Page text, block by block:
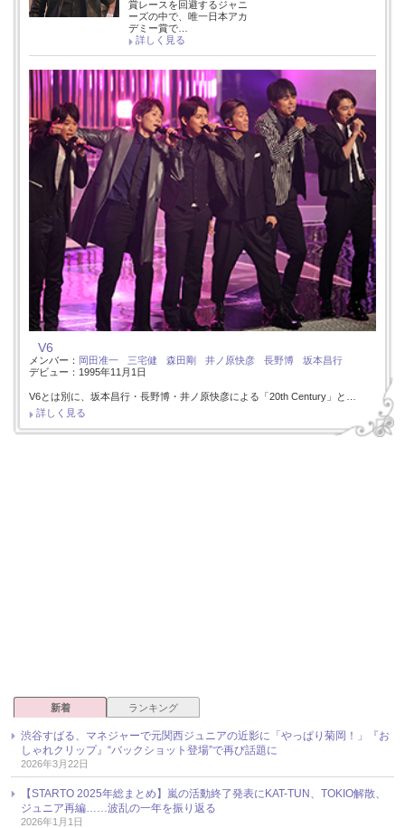
賞レースを回避するジャニ
ーズの中で、唯一日本アカ
デミー賞で…
詳しく見る
V6
メンバー： 岡田准一 三宅健 森田剛 井ノ原快彦 長野博
坂本昌行
デビュー：1995年11月1日
V6とは別に、坂本昌行・長野博・井ノ原快彦による「20th Century」と…
詳しく見る
新着 ランキング
渋谷すばる、マネジャーで元関西ジュニアの近影に「やっぱり菊岡！」『お
しゃれクリップ』“バックショット登場”で再び話題に
2026年3月22日
【STARTO 2025年総まとめ】嵐の活動終了発表にKAT-TUN、TOKIO解散、
ジュニア再編……波乱の一年を振り返る
2026年1月1日